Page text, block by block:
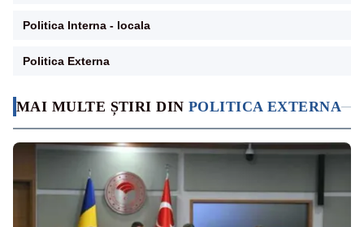
MAI MULTE ȘTIRI DIN POLITICA EXTERNA
Politica Interna - locala
Politica Externa